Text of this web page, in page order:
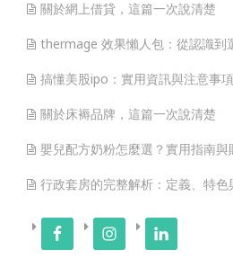
關於網上借貸，這篇一次說清楚
thermage 效果懶人包：從認識到
搞懂美股ipo：實用資訊與注意事項
關於床褥品牌，這篇一次說清楚
嬰兒配方奶粉怎麼選？實用指南與
行政套房的完整解析：定義、特色